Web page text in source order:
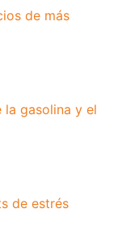
de más
la gasolina y el
de estrés